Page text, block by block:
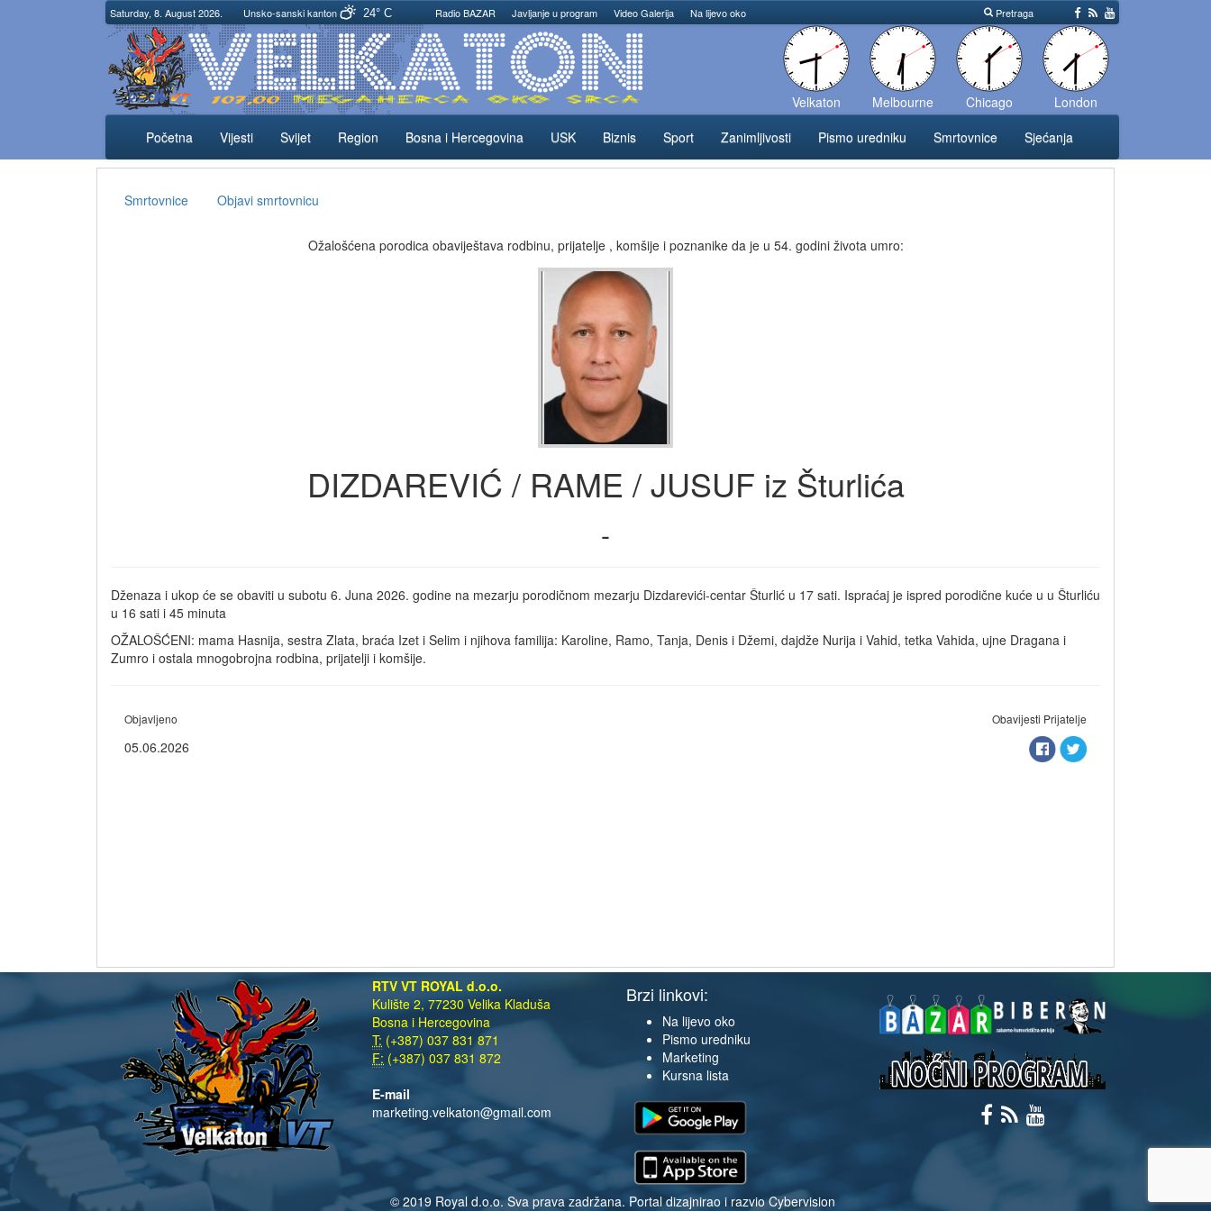
Saturday, 8. August 2026. Unsko-sanski kanton 24° C Radio BAZAR Javljanje u program Video Galerija Na lijevo oko Pretraga
Velkaton Melbourne Chicago
London
Početna
Vijesti Svijet Region Bosna i Hercegovina USK Biznis Sport Zanimljivosti Pismo uredniku Smrtovnice Sjećanja
Smrtovnice Objavi smrtovnicu
Ožalošćena porodica obaviještava rodbinu, prijatelje , komšije i poznanike da je u 54. godini života umro:
DIZDAREVIĆ / RAME / JUSUF iz Šturlića
-
Dženaza i ukop će se obaviti u subotu 6. Juna 2026. godine na mezarju porodičnom mezarju Dizdarevići-centar Šturlić u 17 sati. Ispraćaj je ispred porodične kuće u u Šturliću
u 16 sati i 45 minuta
OŽALOŠĆENI: mama Hasnija, sestra Zlata, braća Izet i Selim i njihova familija: Karoline, Ramo, Tanja, Denis i Džemi, dajdže Nurija i Vahid, tetka Vahida, ujne Dragana i
Zumro i ostala mnogobrojna rodbina, prijatelji i komšije.
Objavljeno
05.06.2026
Obavijesti Prijatelje
RTV VT ROYAL d.o.o.
Kulište 2, 77230 Velika Kladuša
Bosna i Hercegovina
T: (+387) 037 831 871
F: (+387) 037 831 872
E-mail
marketing.velkaton@gmail.com
Brzi linkovi:
Na lijevo oko
Pismo uredniku
Marketing
Kursna lista
© 2019 Royal d.o.o. Sva prava zadržana. Portal dizajnirao i razvioCybervision